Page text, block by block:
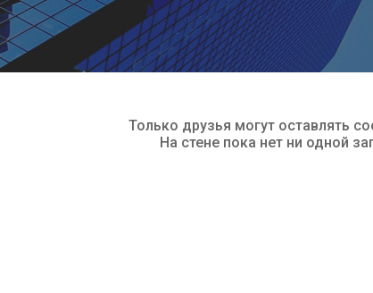
Только друзья могут оставлять
На стене пока нет ни одной